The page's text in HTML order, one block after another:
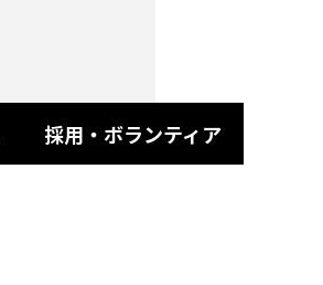
採用・ボランティア